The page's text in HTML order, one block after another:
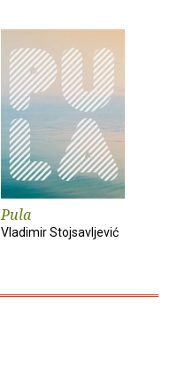
Pula
Vladimir Stojsavljević